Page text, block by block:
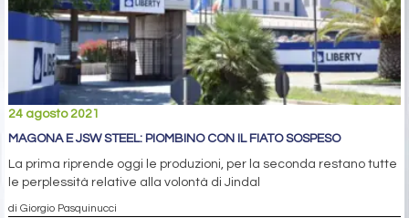
24 agosto 2021
MAGONA E JSW STEEL: PIOMBINO CON IL FIATO SOSPESO
La prima riprende oggi le produzioni, per la seconda restano tutte
le perplessità relative alla volontà di Jindal
di Giorgio Pasquinucci